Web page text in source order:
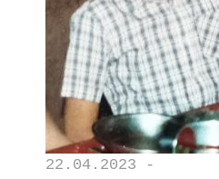
22.04.2023 -